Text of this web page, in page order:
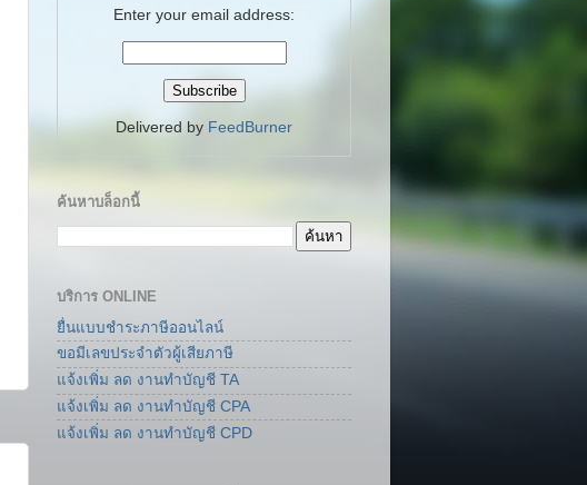
Enter your email address:
Delivered by FeedBurner
ค้นหาบล็อกนี้
บริการ ONLINE
ยื่นแบบชำระภาษีออนไลน์
ขอมีเลขประจำตัวผู้เสียภาษี
แจ้งเพิ่ม ลด งานทำบัญชี TA
แจ้งเพิ่ม ลด งานทำบัญชี CPA
แจ้งเพิ่ม ลด งานทำบัญชี CPD